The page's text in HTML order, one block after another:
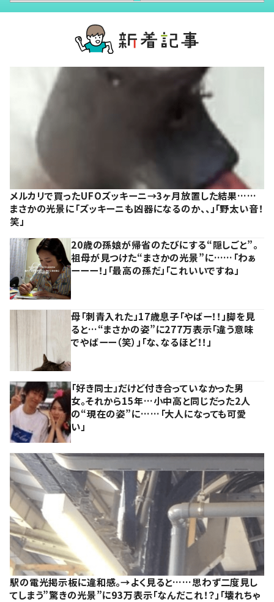
メルカリで買ったUFOズッキーニ→3ヶ月放置した結果……
まさかの光景に「ズッキーニも凶器になるのか、、」「野太い音！
笑」
20歳の孫娘が帰省のたびにする“隠しごと”。
祖母が見つけた“まさかの光景”に……「わぁ
ーーー！」「最高の孫だ」「これいいですね」
母「刺青入れた」17歳息子「やばー！！」脚を見
ると…“まさかの姿”に277万表示「違う意味
でやばーー（笑）」「な、なるほど！！」
「好き同士」だけど付き合っていなかった男
女。それから15年…小中高と同じだった2人
の“現在の姿”に……「大人になっても可愛
い」
駅の電光掲示板に違和感。→よく見ると……思わず二度見し
てしまう”驚きの光景”に93万表示「なんだこれ！？」「壊れちゃ